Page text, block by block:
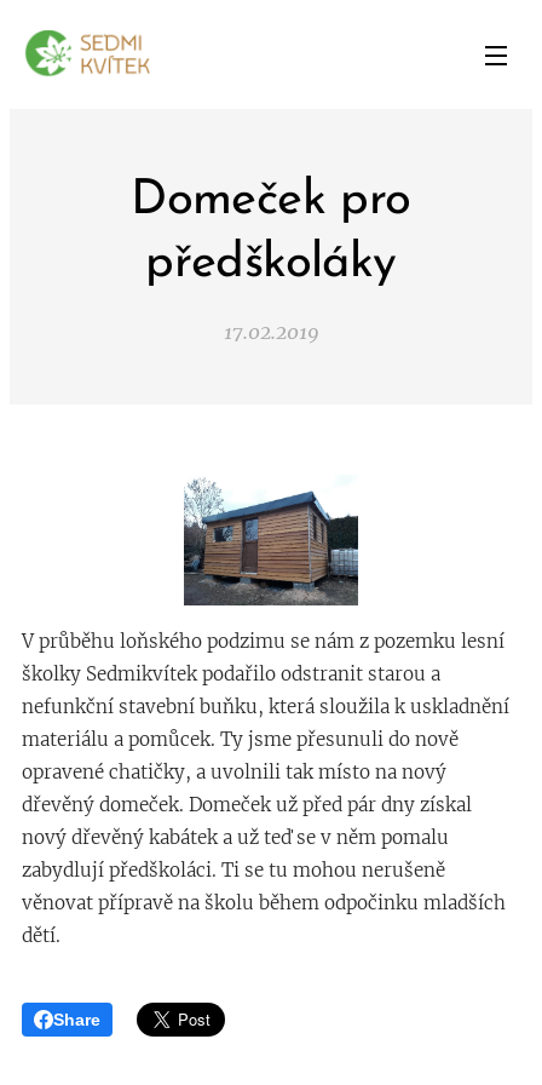
Domeček pro
předškoláky
17.02.2019
V průběhu loňského podzimu se nám z pozemku lesní
školky Sedmikvítek podařilo odstranit starou a
nefunkční stavební buňku, která sloužila k uskladnění
materiálu a pomůcek. Ty jsme přesunuli do nově
opravené chatičky, a uvolnili tak místo na nový
dřevěný domeček. Domeček už před pár dny získal
nový dřevěný kabátek a už teď se v něm pomalu
zabydlují předškoláci. Ti se tu mohou nerušeně
věnovat přípravě na školu během odpočinku mladších
dětí.
Share